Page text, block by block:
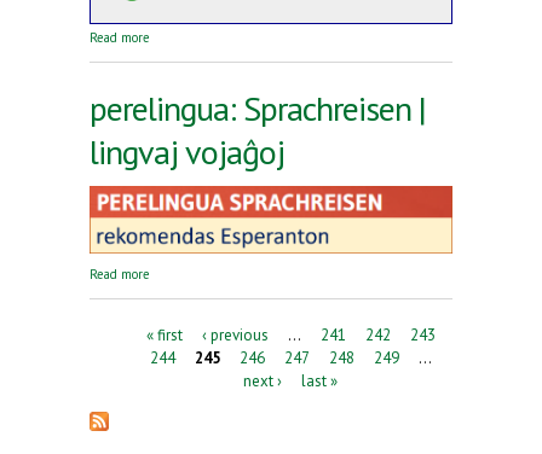
Read more
perelingua: Sprachreisen |
lingvaj vojaĝoj
Read more
Pages« first ‹ previous … 241 242
243
244
245 246 247 248 249
…
next ›
last »